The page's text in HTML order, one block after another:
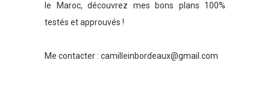
le Maroc, découvrez mes bons plans 100%
testés et approuvés !
Me contacter : camilleinbordeaux@gmail.com